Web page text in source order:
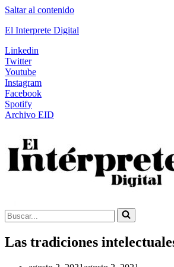
Saltar al contenido
El Interprete Digital
Linkedin
Twitter
Youtube
Instagram
Facebook
Spotify
Archivo EID
Buscar...
Las tradiciones